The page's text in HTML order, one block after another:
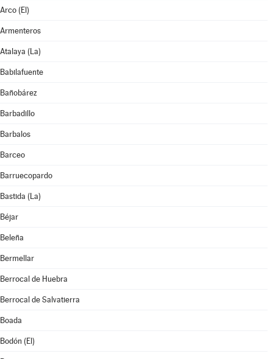
Arco (El)
Armenteros
Atalaya (La)
Babilafuente
Bañobárez
Barbadillo
Barbalos
Barceo
Barruecopardo
Bastida (La)
Béjar
Beleña
Bermellar
Berrocal de Huebra
Berrocal de Salvatierra
Boada
Bodón (El)